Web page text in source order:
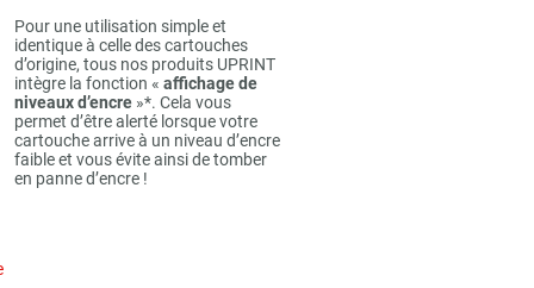
Pour une utilisation simple et
identique à celle des cartouches
d’origine, tous nos produits UPRINT
intègre la fonction « affichage de
niveaux d’encre »*. Cela vous
permet d’être alerté lorsque votre
cartouche arrive à un niveau d’encre
faible et vous évite ainsi de tomber
en panne d’encre !